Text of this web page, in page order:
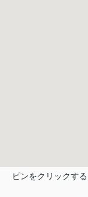
ピンをクリックす